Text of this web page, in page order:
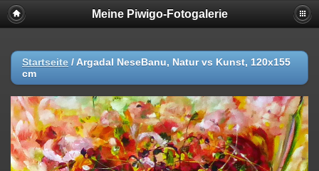
Meine Piwigo-Fotogalerie
Startseite / Argadal NeseBanu, Natur vs Kunst, 120x155
cm